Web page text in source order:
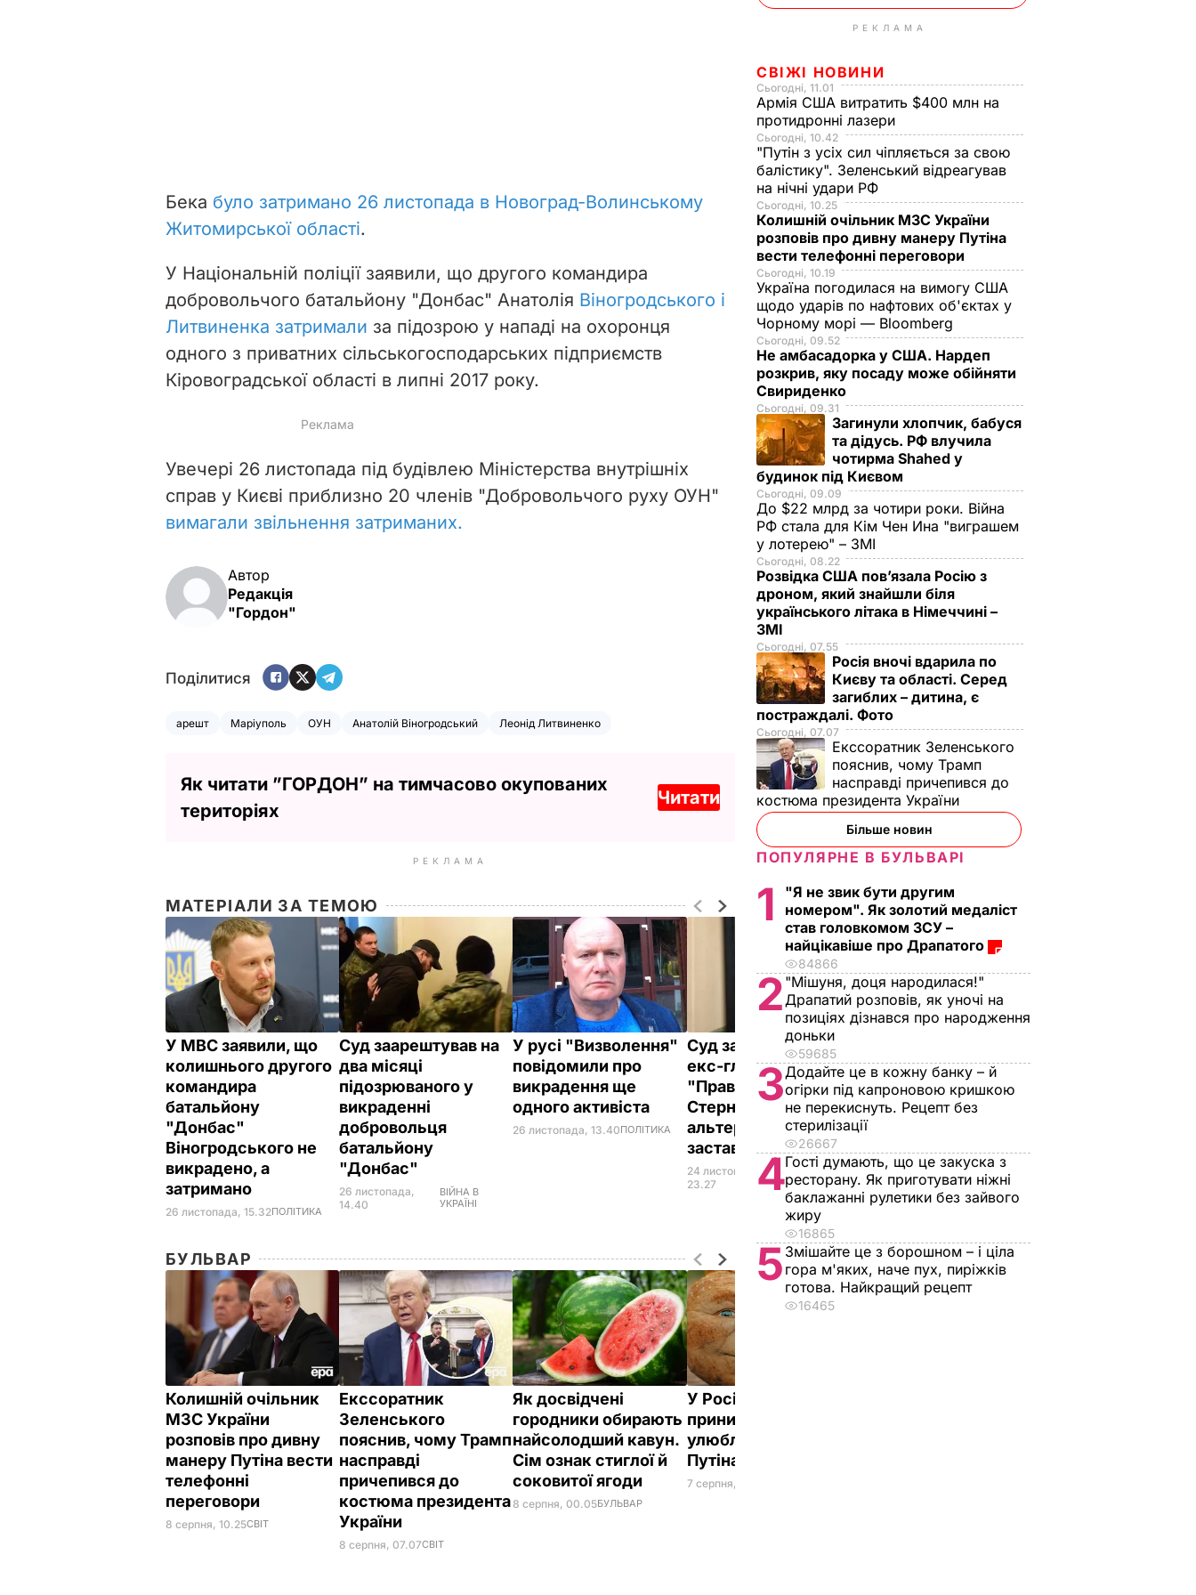
Бека було затримано 26 листопада в Новоград-Волинському
Житомирської області.
У Національній поліції заявили, що другого командира
добровольчого батальйону "Донбас" Анатолія Віногродського і
Литвиненка затримали за підозрою у нападі на охоронця
одного з приватних сільськогосподарських підприємств
Кіровоградської області в липні 2017 року.
Увечері 26 листопада під будівлею Міністерства внутрішніх
справ у Києві приблизно 20 членів "Добровольчого руху ОУН"
вимагали звільнення затриманих.
Автор
Редакція
"Гордон"
Поділитися
арешт Маріуполь ОУН Анатолій Віногродський Леонід Литвиненко
Як читати ”ГОРДОН” на тимчасово окупованих
територіях
Читати
РЕКЛАМА
МАТЕРІАЛИ ЗА ТЕМОЮ
У МВС заявили, що
колишнього другого
командира
батальйону
"Донбас"
Віногродського не
викрадено, а
затримано
26 листопада, 15.32ПОЛІТИКА
Суд заарештував на
два місяці
підозрюваного у
викраденні
добровольця
батальйону
"Донбас"
26 листопада,
14.40
ВІЙНА В
УКРАЇНІ
У русі "Визволення"
повідомили про
викрадення ще
одного активіста
26 листопада, 13.40ПОЛІТИКА
Суд заарештував
екс-главу одеського
"Правого сектору"
Стерненка з
альтернативою
застави 608 тис. грн
24 листопада,
23.27
НАДЗВИЧАЙНІ
ПОДІЇ
БУЛЬВАР
Колишній очільник
МЗС України
розповів про дивну
манеру Путіна вести
телефонні
переговори
8 серпня, 10.25СВІТ
Екссоратник
Зеленського
пояснив, чому Трамп
насправді
причепився до
костюма президента
України
8 серпня, 07.07СВІТ
Як досвідчені
городники обирають
найсолодший кавун.
Сім ознак стиглої й
соковитої ягоди
8 серпня, 00.05БУЛЬВАР
У Росії жорстоко
принизили
улюбленого героя
Путіна
7 серпня, 23.42
РЕКЛАМА
СВІЖІ НОВИНИ
Сьогодні, 11.01
Армія США витратить $400 млн на
протидронні лазери
Сьогодні, 10.42
"Путін з усіх сил чіпляється за свою
балістику". Зеленський відреагував
на нічні удари РФ
Сьогодні, 10.25
Колишній очільник МЗС України
розповів про дивну манеру Путіна
вести телефонні переговори
Сьогодні, 10.19
Україна погодилася на вимогу США
щодо ударів по нафтових об'єктах у
Чорному морі — Bloomberg
Сьогодні, 09.52
Не амбасадорка у США. Нардеп
розкрив, яку посаду може обійняти
Свириденко
Сьогодні, 09.31
Загинули хлопчик, бабуся
та дідусь. РФ влучила
чотирма Shahed у
будинок під Києвом
Сьогодні, 09.09
До $22 млрд за чотири роки. Війна
РФ стала для Кім Чен Ина "виграшем
у лотерею" – ЗМІ
Сьогодні, 08.22
Розвідка США пов’язала Росію з
дроном, який знайшли біля
українського літака в Німеччині –
ЗМІ
Сьогодні, 07.55
Росія вночі вдарила по
Києву та області. Серед
загиблих – дитина, є
постраждалі. Фото
Сьогодні, 07.07
Екссоратник Зеленського
пояснив, чому Трамп
насправді причепився до
костюма президента України
Більше новин
ПОПУЛЯРНЕ В БУЛЬВАРІ
1
"Я не звик бути другим
номером". Як золотий медаліст
став головкомом ЗСУ –
найцікавіше про Драпатого
84866
2 "Мішуня, доця народилася!"
Драпатий розповів, як уночі на
позиціях дізнався про народження
доньки
59685
3Додайте це в кожну банку – й
огірки під капроновою кришкою
не перекиснуть. Рецепт без
стерилізації
26667
4Гості думають, що це закуска з
ресторану. Як приготувати ніжні
баклажанні рулетики без зайвого
жиру
16865
5 Змішайте це з борошном – і ціла
гора м'яких, наче пух, пиріжків
готова. Найкращий рецепт
16465